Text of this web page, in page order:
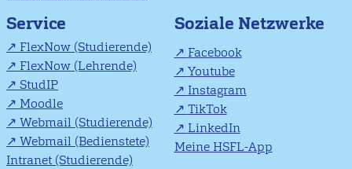
Service
FlexNow (Studierende)
FlexNow (Lehrende)
StudIP
Moodle
Webmail (Studierende)
Webmail (Bedienstete)
Intranet (Studierende)
Soziale Netzwerke
Facebook
Youtube
Instagram
TikTok
LinkedIn
Meine HSFL-App